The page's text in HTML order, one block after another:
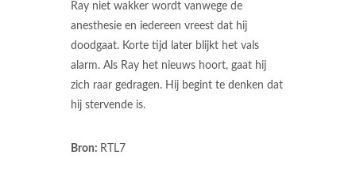
Ray niet wakker wordt vanwege de
anesthesie en iedereen vreest dat hij
doodgaat. Korte tijd later blijkt het vals
alarm. Als Ray het nieuws hoort, gaat hij
zich raar gedragen. Hij begint te denken dat
hij stervende is.
Bron: RTL7